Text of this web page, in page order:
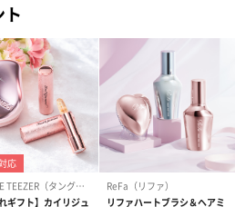
ザインは一部変更する場合がありま